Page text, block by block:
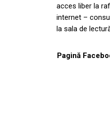
acces liber la
internet –
la sala de
Pagină